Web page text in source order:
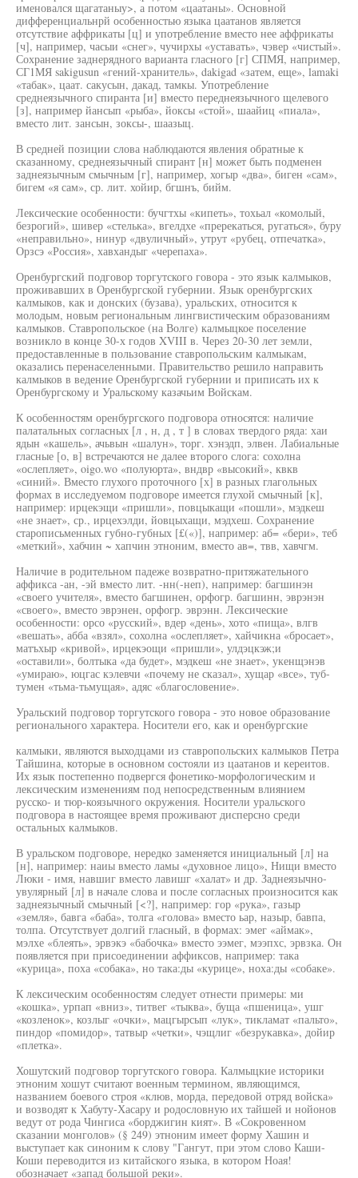
именовался щагатаныу>, а потом «цаатаны». Основной
дифференциальнрй особенностью языка цаатанов является
отсутствие аффрикаты [ц] и употребление вместо нее аффрикаты
[ч], например, часыи «снег», чучирхы «уставать», чэвер «чистый».
Сохранение заднерядного варианта гласного [г] СПМЯ, например,
СГ1МЯ sakigusun «гений-хранитель», dakigad «затем, еще», lamaki
«табак», цаат. сакусын, дакад, тамкы. Употребление
среднеязычного спиранта [и] вместо переднеязычного щелевого
[з], например йансып «рыба», йоксы «стой», шаайиц «пиала»,
вместо лит. зансын, зоксы-, шаазыц.
В средней позиции слова наблюдаются явления обратные к
сказанному, среднеязычный спирант [н] может быть подменен
заднеязычным смычным [г], например, хогыр «два», биген «сам»,
бигем «я сам», ср. лит. хойир, бгшнъ, бийм.
Лексические особенности: бучгтхы «кипеть», тохьал «комолый,
безрогий», шивер «стелька», вгелдхе «пререкаться, ругаться», буру
«неправильно», нинур «двуличный», утрут «рубец, отпечатка»,
Орзсэ «Россия», хавхандыг «черепаха».
Оренбургский подговор торгутского говора - это язык калмыков,
проживавших в Оренбургской губернии. Язык оренбургских
калмыков, как и донских (бузава), уральских, относится к
молодым, новым региональным лингвистическим образованиям
калмыков. Ставропольское (на Волге) калмыцкое поселение
возникло в конце 30-х годов XVIII в. Через 20-30 лет земли,
предоставленные в пользование ставропольским калмыкам,
оказались перенаселенными. Правительство решило направить
калмыков в ведение Оренбургской губернии и приписать их к
Оренбургскому и Уральскому казачьим Войскам.
К особенностям оренбургского подговора относятся: наличие
палатальных согласных [л , н, д , т ] в словах твердого ряда: хаи
ядын «кашель», ачьвын «шалун», торг. хэнэдп, элвен. Лабиальные
гласные [о, в] встречаются не далее второго слога: сохолна
«ослепляет», oigo.wo «полуюрта», вндвр «высокий», квкв
«синий». Вместо глухого проточного [х] в разных глагольных
формах в исследуемом подговоре имеется глухой смычный [к],
например: ирцекэщи «пришли», повцыкащи «пошли», мэдкеш
«не знает», ср., ирцехэлди, йовцыхащи, мэдхеш. Сохранение
старописьменных губно-губных [£(«)], например: аб= «бери», теб
«меткий», хабчин ~ хапчин этноним, вместо ав=, твв, хавчгм.
Наличие в родительном падеже возвратно-притяжательного
аффикса -ан, -эй вместо лит. -нн(-неп), например: багшинэн
«своего учителя», вместо багшинен, орфогр. багшинн, эврэнэн
«своего», вместо эврэнен, орфогр. эврэнн. Лексические
особенности: орсо «русский», вдер «день», хото «пища», влгв
«вешать», абба «взял», сохолна «ослепляет», хайчикна «бросает»,
матъхыр «кривой», ирцекэощи «пришли», улдэцкэж;и
«оставили», болтыка «да будет», мэдкеш «не знает», укенщэнэв
«умираю», юцгас кэлевчи «почему не сказал», хущар «все», туб-
тумен «тьма-тьмущая», адяс «благословение».
Уральский подговор торгутского говора - это новое образование
регионального характера. Носители его, как и оренбургские
калмыки, являются выходцами из ставропольских калмыков Петра
Тайшина, которые в основном состояли из цаатанов и кереитов.
Их язык постепенно подвергся фонетико-морфологическим и
лексическим изменениям под непосредственным влиянием
русско- и тюр-коязычного окружения. Носители уральского
подговора в настоящее время проживают дисперсно среди
остальных калмыков.
В уральском подговоре, нередко заменяется инициальный [л] на
[н], например: наиы вместо ламы «духовное лицо», Нищи вместо
Люки - имя, навшиг вместо лавишг «халат» и др. Заднеязычно-
увулярный [л] в начале слова и после согласных произносится как
заднеязычный смычный [<?], например: гор «рука», газыр
«земля», бавга «баба», толга «голова» вместо ьар, назыр, бавпа,
толпа. Отсутствует долгий гласный, в формах: эмег «аймак»,
мэлхе «блеять», эрвэкэ «бабочка» вместо ээмег, мээпхс, эрвзка. Он
появляется при присоединении аффиксов, например: така
«курица», поха «собака», но така:ды «курице», ноха:ды «собаке».
К лексическим особенностям следует отнести примеры: ми
«кошка», урпап «вниз», титвег «тыква», буща «пшеница», ушг
«козленок», козлыг «очки», мацгырсып «лук», тикламат «пальто»,
пиндор «помидор», татвыр «четки», чэщлиг «безрукавка», дойир
«плетка».
Хошутский подговор торгутского говора. Калмыцкие историки
этноним хошут считают военным термином, являющимся,
названием боевого строя «клюв, морда, передовой отряд войска»
и возводят к Хабуту-Хасару и родословную их тайшей и нойонов
ведут от рода Чингиса «борджигин кият». В «Сокровенном
сказании монголов» (§ 249) этноним имеет форму Хашин и
выступает как синоним к слову "Гангут, при этом слово Каши-
Коши переводится из китайского языка, в котором Ноая!
обозначает «запад большой реки».